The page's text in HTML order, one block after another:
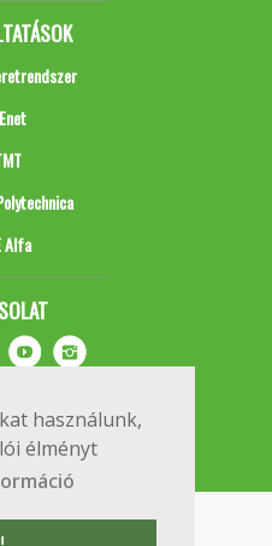
használunk,
élményt
Alfa
Építőmérnöki Kar